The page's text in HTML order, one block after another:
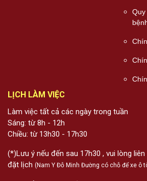
LỊCH LÀM VIỆC
Làm việc tất cả các ngày trong tuần
Sáng: từ 8h - 12h
Chiều: từ 13h30 - 17h30
(*)Lưu ý nếu đến sau 17h30 , vui lòng
đặt lịch (Nam Y Đỗ Minh Đường có chỗ để xe ô